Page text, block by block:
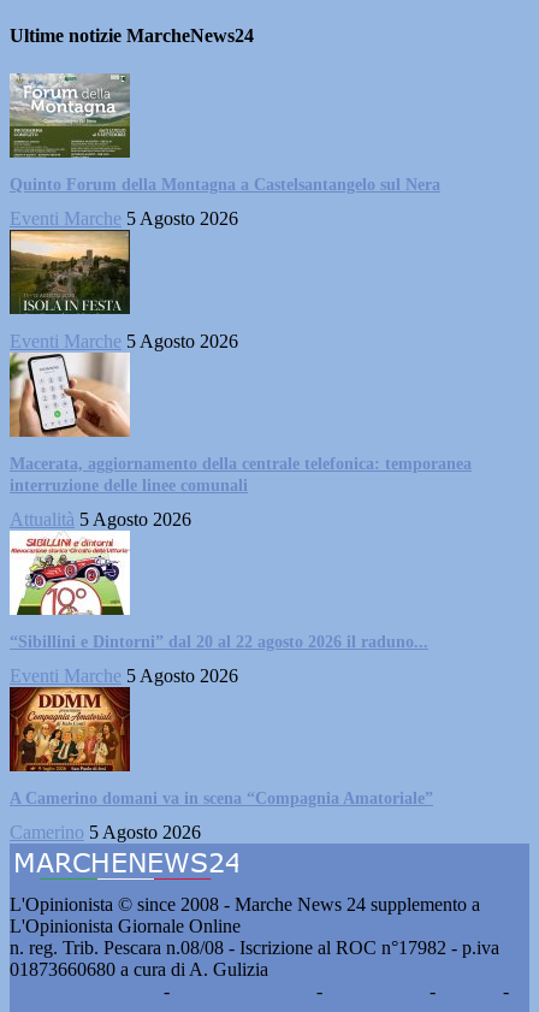
Ultime notizie MarcheNews24
Quinto Forum della Montagna a Castelsantangelo sul Nera
Eventi Marche 5 Agosto 2026
Eventi Marche 5 Agosto 2026
Macerata, aggiornamento della centrale telefonica: temporanea
interruzione delle linee comunali
Attualità 5 Agosto 2026
“Sibillini e Dintorni” dal 20 al 22 agosto 2026 il raduno...
Eventi Marche 5 Agosto 2026
A Camerino domani va in scena “Compagnia Amatoriale”
Camerino 5 Agosto 2026
L'Opinionista © since 2008 - Marche News 24 supplemento a
L'Opinionista Giornale Online
n. reg. Trib. Pescara n.08/08 - Iscrizione al ROC n°17982 - p.iva
01873660680 a cura di A. Gulizia
- - -
-